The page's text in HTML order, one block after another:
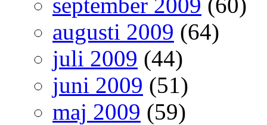
augusti 2009 (64)
juli 2009 (44)
juni 2009 (51)
maj 2009 (59)